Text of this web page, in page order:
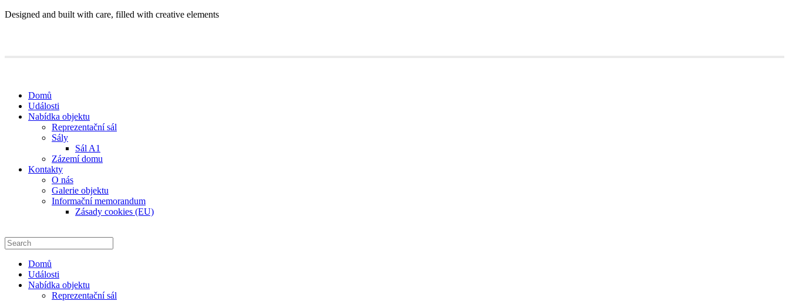
Designed and built with care, filled with creative elements
Domů
Události
Nabídka objektu
Reprezentační sál
Sály
Sál A1
Zázemí domu
Kontakty
O nás
Galerie objektu
Informační memorandum
Zásady cookies (EU)
Domů
Události
Nabídka objektu
Reprezentační sál